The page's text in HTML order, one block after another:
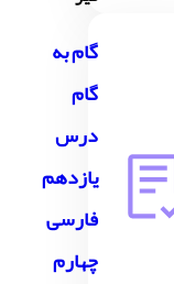
گام به
گام
درس
یازدهم
فارسی
چهارم